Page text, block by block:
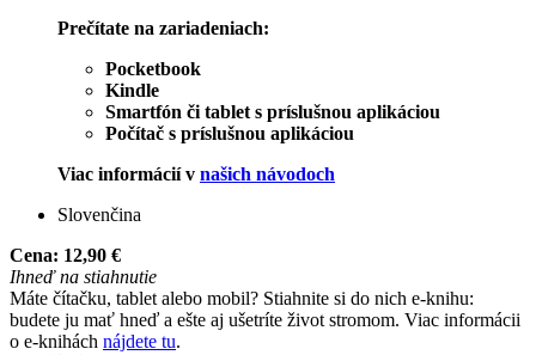
Prečítate na zariadeniach:
Pocketbook
Kindle
Smartfón či tablet s príslušnou aplikáciou
Počítač s príslušnou aplikáciou
Viac informácií v našich návodoch
Slovenčina
Cena: 12,90 €
Ihneď na stiahnutie
Máte čítačku, tablet alebo mobil? Stiahnite si do nich e-knihu:
budete ju mať hneď a ešte aj ušetríte život stromom. Viac informácii
o e-knihách nájdete tu.